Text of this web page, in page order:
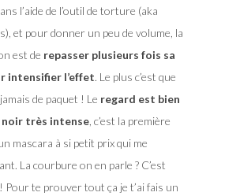
l’aide de l’outil de torture (aka
et pour donner un peu de volume, la
est de repasser plusieurs fois sa
intensifier l’effet. Le plus c’est que
de paquet ! Le regard est bien
noir très intense, c’est la première
mascara à si petit prix qui me
La courbure on en parle ? C’est
te prouver tout ça je t’ai fais un